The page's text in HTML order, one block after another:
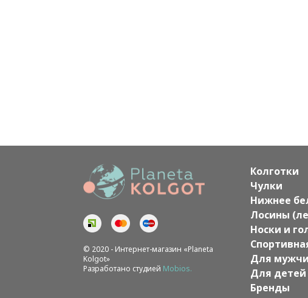
© 2020 - Интернет-магазин «Planeta
Kolgot»
Разработано студией Mobios.
Колготки
Чулки
Нижнее
Лосины
Носки и
Для
Для детей
Бренды